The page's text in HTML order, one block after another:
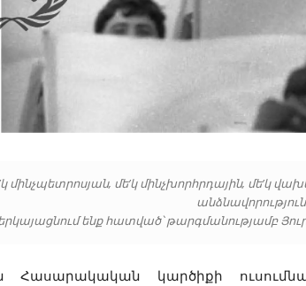
մինչպետրոսյան, մե’կ մինչխորհրդային, մե’կ
ենք հատված՝ թարգմանությամբ
Հասարակական կարծիքի